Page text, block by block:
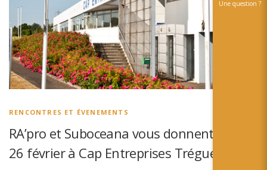
RENCONTRES ET ÉVENEMENTS
RA’pro et Suboceana vous donnent RDV le
26 février à Cap Entreprises Trégueux !
Une question ?